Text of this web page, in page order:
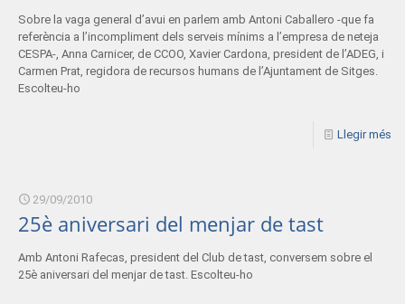
Sobre la vaga general d’avui en parlem amb Antoni Caballero -que fa
referència a l’incompliment dels serveis mínims a l’empresa de neteja
CESPA-, Anna Carnicer, de CCOO, Xavier Cardona, president de l’ADEG, i
Carmen Prat, regidora de recursos humans de l’Ajuntament de Sitges.
Escolteu-ho
Llegir més
29/09/2010
25è aniversari del menjar de tast
Amb Antoni Rafecas, president del Club de tast, conversem sobre el
25è aniversari del menjar de tast. Escolteu-ho